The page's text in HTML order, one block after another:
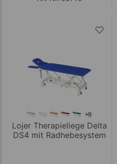
Lojer Therapieliege Delta
DS4 mit Radhebesystem